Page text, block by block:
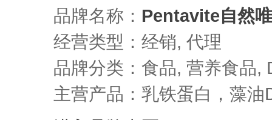
品牌名称： Pentavite自然
经营类型：经销, 代理
品牌分类：食品, 营养食品,
主营产品：乳铁蛋白，藻